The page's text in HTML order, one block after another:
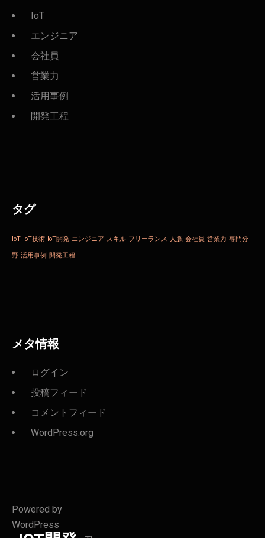
IoT
エンジニア
会社員
営業力
活用事例
開発工程
タグ
IoT IoT技術 IoT開発 エンジニア スキル フリーランス 人脈 会社員 営業力 専門分
野 活用事例 開発工程
メタ情報
ログイン
投稿フィード
コメントフィード
WordPress.org
Powered by
WordPress